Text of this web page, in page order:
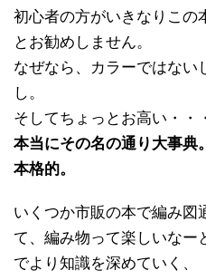
初心者の方がいきなりこの
とお勧めしません。
なぜなら、カラーではない
し。
そしてちょっとお高い・・
本当にその名の通り大事典
本格的。
いくつか市販の本で編み図
て、編み物って楽しいなー
でより知識を深めていく、